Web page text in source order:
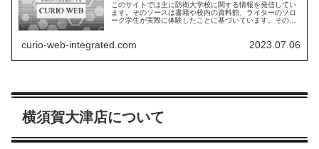
このサイトでは主に防衛大学校に関する情報を発信してい
ます。そのソースは書籍や校内の資料館、ライターのソロ
ーク学生が実際に体験したことに基づいています。その中
curio-web-integrated.com 2023.07.06
横須賀大津店について